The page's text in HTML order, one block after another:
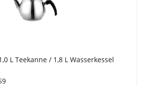
L Teekanne / 1,8 L Wasserkessel